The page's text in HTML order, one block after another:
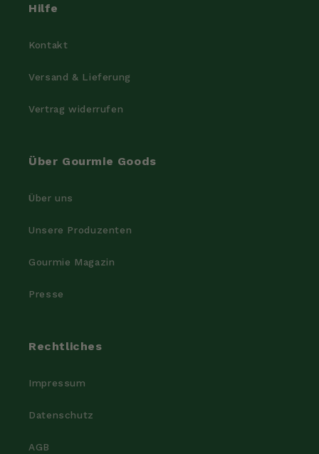
Hilfe
Kontakt
Versand & Lieferung
Vertrag widerrufen
Über Gourmie Goods
Über uns
Unsere Produzenten
Gourmie Magazin
Presse
Rechtliches
Impressum
Datenschutz
AGB